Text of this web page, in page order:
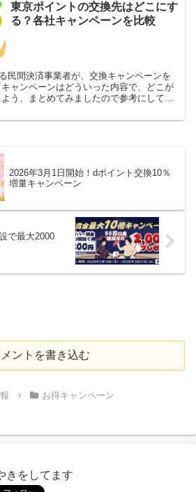
東京ポイントの交換先はどこにす
る？各社キャンペーンを比較
民間決済事業者が、交換キャンペーンを
ャンペーンはどういった内容で、どこが
う、まとめてみましたので参考にしてみ
2026年3月1日開始！dポイント交換10％
増量キャンペーン
で最大2000
ントを書き込む
お得キャンペーン
きをしてます